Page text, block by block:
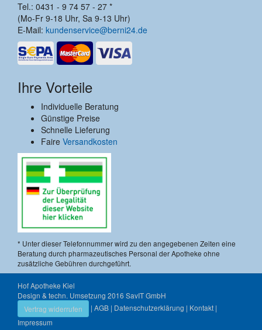
Tel.: 0431 - 9 74 57 - 27 *
(Mo-Fr 9-18 Uhr, Sa 9-13 Uhr)
E-Mail: kundenservice@berni24.de
Ihre Vorteile
Individuelle Beratung
Günstige Preise
Schnelle Lieferung
Faire Versandkosten
* Unter dieser Telefonnummer wird zu den angegebenen Zeiten eine
Beratung durch pharmazeutisches Personal der Apotheke ohne
zusätzliche Gebühren durchgeführt.
Hof Apotheke Kiel
Design & techn. Umsetzung 2016 SavIT GmbH
Vertrag widerrufen
| AGB | Datenschutzerklärung | Kontakt |
Impressum